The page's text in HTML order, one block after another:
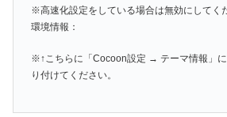
※高速化設定をしている場合は無効にしてく
環境情報：
※↑こちらに「Cocoon設定 → テーマ情報」
り付けてください。